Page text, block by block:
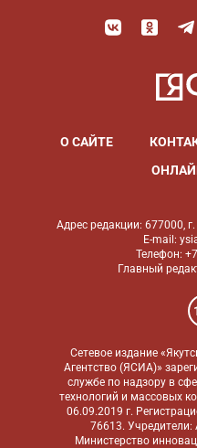
О САЙТЕ
Адрес редакции: 677000,
E-mail:
Телефон:
Главный
Сетевое издание
Агентство (ЯСИА)»
службе по надзору в
технологий и массовых
06.09.2019 г.
76613.
Министерство